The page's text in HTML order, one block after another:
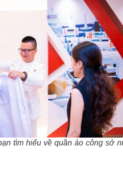
tìm hiểu về quần áo công sở